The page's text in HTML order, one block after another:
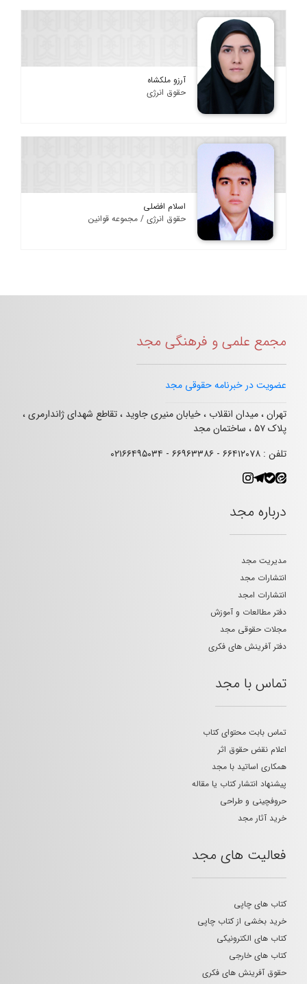
آرزو ملکشاه
حقوق انرژی
اسلام افضلی
حقوق انرژی / مجموعه قوانین
مجمع علمی و فرهنگی مجد
عضویت در خبرنامه حقوقی مجد
تهران ، میدان انقلاب ، خیابان منیری جاوید ، تقاطع شهدای ژاندارمری ،
پلاک ۵۷ ، ساختمان مجد
تلفن : ۶۶۴۱۲۰۷۸ - ۶۶۹۶۳۳۸۶ - ۰۲۱۶۶۴۹۵۰۳۴
درباره مجد
مدیریت مجد
انتشارات مجد
انتشارات امجد
دفتر مطالعات و آموزش
مجلات حقوقی مجد
دفتر آفرینش های فکری
تماس با مجد
تماس بابت محتوای کتاب
اعلام نقض حقوق اثر
همکاری اساتید با مجد
پیشنهاد انتشار کتاب یا مقاله
حروفچینی و طراحی
خرید آثار مجد
فعالیت های مجد
کتاب های چاپی
خرید بخشی از کتاب چاپی
کتاب های الکترونیکی
کتاب های خارجی
حقوق آفرینش های فکری